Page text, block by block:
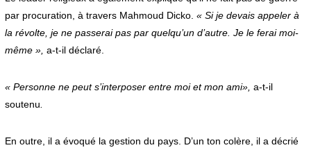
par procuration, à travers Mahmoud Dicko. « Si je devais appeler à
la révolte, je ne passerai pas par quelqu’un d’autre. Je le ferai moi-
même », a-t-il déclaré.
« Personne ne peut s’interposer entre moi et mon ami», a-t-il
soutenu.
En outre, il a évoqué la gestion du pays. D’un ton colère, il a décrié